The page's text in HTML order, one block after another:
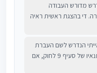
מדורש העבודה
די בהצגת ראשית ראיה
הנדרש לשם העברת
נטל ההוכחה, גם אם לא מתקיימים תנאיו של סעיף 9 לחוק, אם